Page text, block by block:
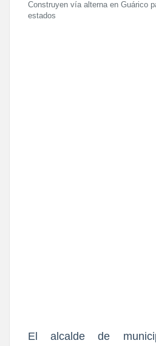
Construyen vía alterna en Guárico
estados
El alcalde de